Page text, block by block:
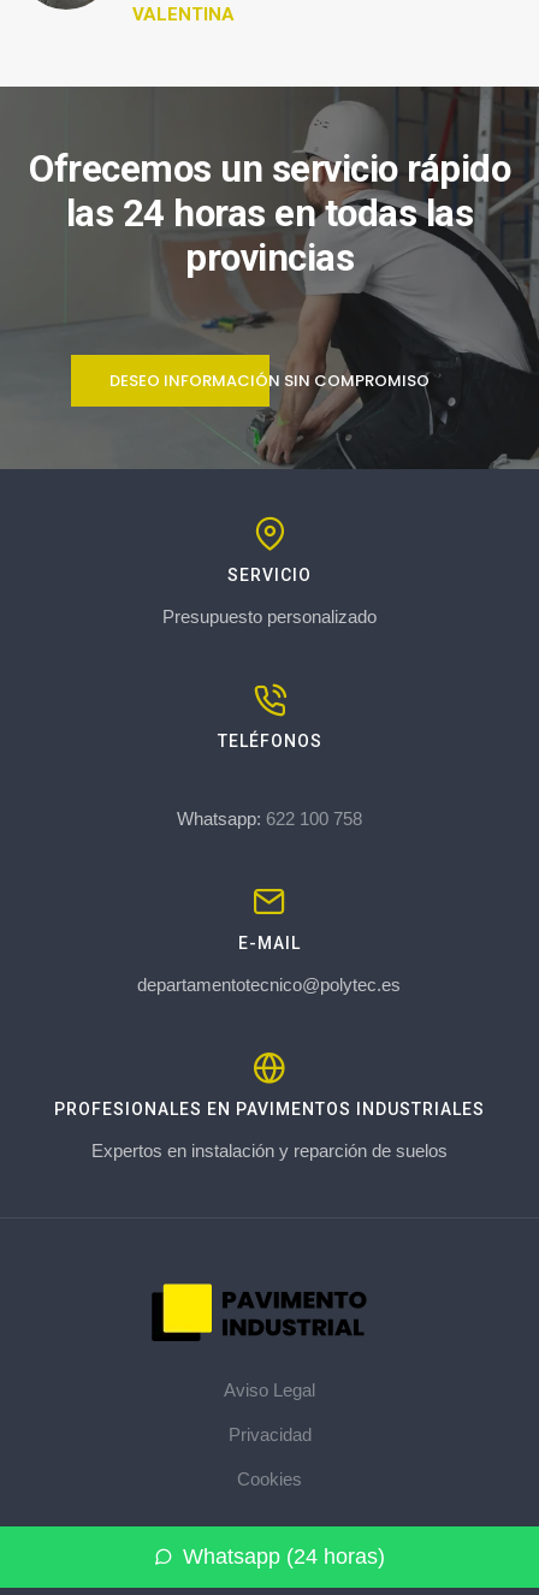
Whatsapp (24 horas)
VALENTINA
Ofrecemos un servicio rápido
las 24 horas en todas las
provincias
DESEO INFORMACIÓN SIN COMPROMISO
SERVICIO
Presupuesto personalizado
TELÉFONOS
Whatsapp: 622 100 758
E-MAIL
departamentotecnico@polytec.es
PROFESIONALES EN PAVIMENTOS INDUSTRIALES
Expertos en instalación y reparción de suelos
Aviso Legal
Privacidad
Cookies
© 2026 pavimentoindustrial.pro · La web de pavimentos
industriales de su provincia · Mapa del sitio